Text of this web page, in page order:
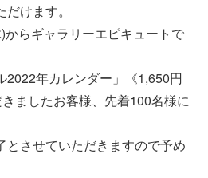
けます。
らギャラリーエピキュートで
2022年カレンダー」《1,650円
ましたお客様、先着100名様に
とさせていただきますので予め